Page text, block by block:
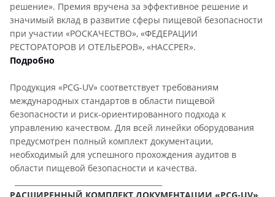
решение». Премия вручена за эффективное решение и
значимый вклад в развитие сферы пищевой безопасности
при участии «РОСКАЧЕСТВО», «ФЕДЕРАЦИИ
РЕСТОРАТОРОВ И ОТЕЛЬЕРОВ», «HACCPER».
Подробно
Продукция «PCG-UV» соответствует требованиям
международных стандартов в области пищевой
безопасности и риск-ориентированного подхода к
управлению качеством. Для всей линейки оборудования
предусмотрен полный комплект документации,
необходимый для успешного прохождения аудитов в
области пищевой безопасности и качества.